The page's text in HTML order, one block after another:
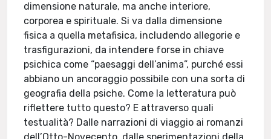
dimensione naturale, ma anche interiore,
corporea e spirituale. Si va dalla dimensione
fisica a quella metafisica, includendo allegorie e
trasfigurazioni, da intendere forse in chiave
psichica come “paesaggi dell’anima”, purché essi
abbiano un ancoraggio possibile con una sorta di
geografia della psiche. Come la letteratura può
riflettere tutto questo? E attraverso quali
testualità? Dalle narrazioni di viaggio ai romanzi